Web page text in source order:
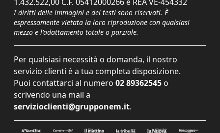
I diritti delle immagini e dei testi sono riservati. È
espressamente vietata la loro riproduzione con qualsiasi
mezzo e l'adattamento totale o parziale.
Per qualsiasi necessità o domanda, il nostro
servizio clienti è a tua completa disposizione.
Puoi contattarci al numero 02 89362545 o
scrivendo una mail a
servizioclienti@grupponem.it.